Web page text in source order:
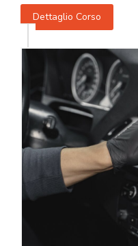
Dettaglio Corso